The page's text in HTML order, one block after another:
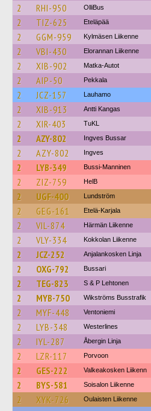
2 RHI-950 OlliBus
2 TIZ-625 Eteläpää
2 GGM-959 Kylmäsen Liikenne
2 VBI-430 Elorannan Liikenne
2 XIB-902 Matka-Autot
2 AIP-50 Pekkala
2 JCZ-157 Lauhamo
2 XIB-913 Antti Kangas
2 XIR-403 TuKL
2 AZY-802 Ingves Bussar
2 AZY-802 Ingves
2 LYB-349 Bussi-Manninen
2 ZIZ-759 HelB
2 UGF-400 Lundström
2 GEG-161 Etelä-Karjala
2 VIL-874 Härmän Liikenne
2 VLY-334 Kokkolan Liikenne
2 JCZ-252 Anjalankosken Linja
2 OXG-792 Bussari
2 TEG-823 S & P Lehtonen
2 MYB-750 Wikströms Busstrafik
2 MYF-448 Ventoniemi
2 LYB-348 Westerlines
2 IYL-287 Åbergin Linja
2 LZR-117 Porvoon
2 GES-222 Valkeakosken Liikenn
2 BYS-581 Soisalon Liikenne
2 XYK-726 Oulaisten Liikenne